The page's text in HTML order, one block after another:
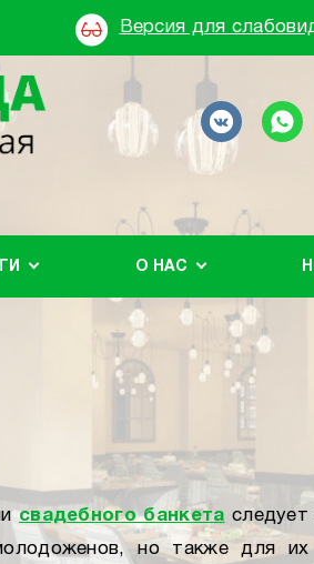
Версия для
О НАС
свадебного банкета
но также для